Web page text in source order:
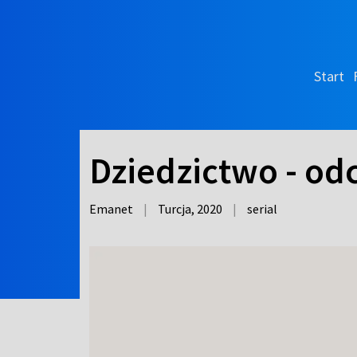
Start
Dziedzictwo -
Emanet | Turcja, 2020 | serial